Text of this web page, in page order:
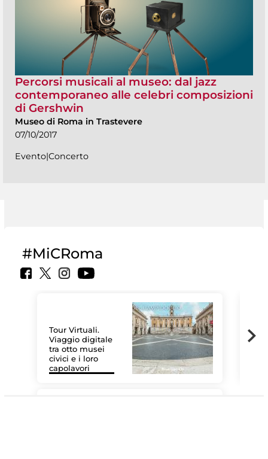
Percorsi musicali al museo: dal jazz
contemporaneo alle celebri composizioni
di Gershwin
Museo di Roma in Trastevere
07/10/2017
Evento|Concerto
#MiCRoma
Tour Virtuali.
Viaggio digitale
tra otto musei
civici e i loro
capolavori